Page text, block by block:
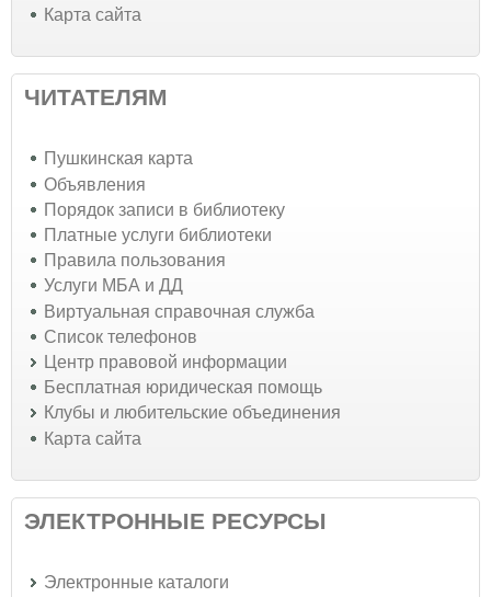
Карта сайта
ЧИТАТЕЛЯМ
Пушкинская карта
Объявления
Порядок записи в библиотеку
Платные услуги библиотеки
Правила пользования
Услуги МБА и ДД
Виртуальная справочная служба
Список телефонов
Центр правовой информации
Бесплатная юридическая помощь
Клубы и любительские объединения
Карта сайта
ЭЛЕКТРОННЫЕ РЕСУРСЫ
Электронные каталоги